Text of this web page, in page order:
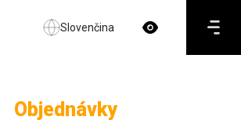
Slovenčina
Objednávky